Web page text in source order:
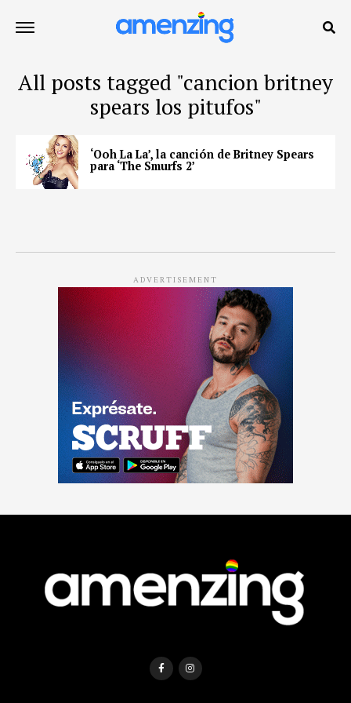
All posts tagged "cancion britney
spears los pitufos"
‘Ooh La La’, la canción de Britney Spears
para ‘The Smurfs 2’
ADVERTISEMENT